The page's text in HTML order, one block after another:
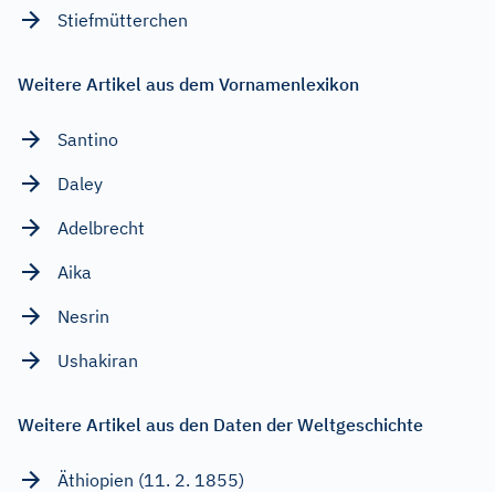
Stiefmütterchen
Weitere Artikel aus dem Vornamenlexikon
Santino
Daley
Adelbrecht
Aika
Nesrin
Ushakiran
Weitere Artikel aus den Daten der Weltgeschichte
Äthiopien (11. 2. 1855)